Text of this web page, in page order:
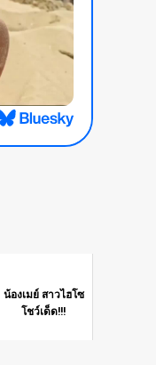
น้องเมย์ สาวไฮโซ
โชว์เด็ด!!!